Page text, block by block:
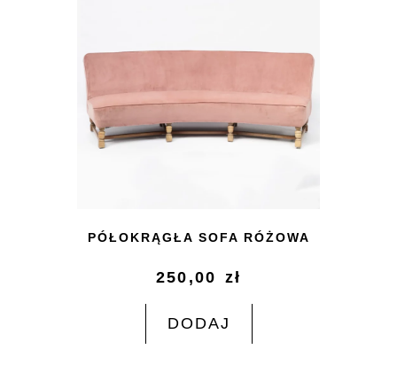
PÓŁOKRĄGŁA SOFA RÓŻOWA
250,00 zł
DODAJ